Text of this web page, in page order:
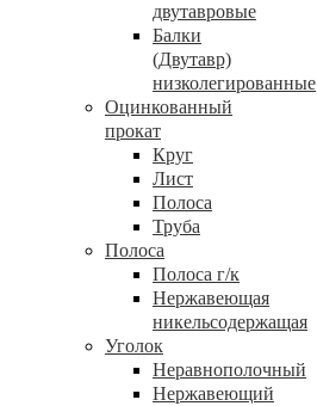
двутавровые
Балки
(Двутавр)
низколегированные
Оцинкованный
прокат
Круг
Лист
Полоса
Труба
Полоса
Полоса г/к
Нержавеющая
никельсодержащая
Уголок
Неравнополочный
Нержавеющий